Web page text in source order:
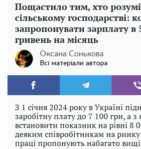
Пощастило тим, хто
сільському господарстві:
запропонувати зарплату в
гривень на місяць
Оксана Сонькова
Всі матеріали автора
З 1 січня 2024 року в Україні
заробітну плату до 7 100 грн, а
встановити показник на рівні 8
деяким співробітникам на ринку
праці пропонують набагато